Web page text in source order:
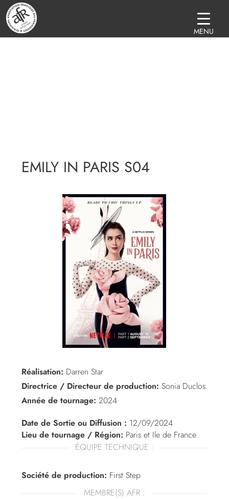
EMILY IN PARIS S04
Réalisation: Darren Star
Directrice / Directeur de production: Sonia Duclos
Année de tournage: 2024
Date de Sortie ou Diffusion : 12/09/2024
Lieu de tournage / Région: Paris et Ile de France
ÉQUIPE TECHNIQUE :
Société de production: First Step
MEMBRE(S) AFR :
MENU